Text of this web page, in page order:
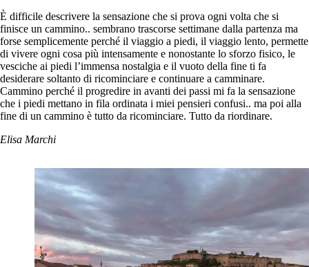
È difficile descrivere la sensazione che si prova ogni volta che si
finisce un cammino.. sembrano trascorse settimane dalla partenza ma
forse semplicemente perché il viaggio a piedi, il viaggio lento, permette
di vivere ogni cosa più intensamente e nonostante lo sforzo fisico, le
vesciche ai piedi l’immensa nostalgia e il vuoto della fine ti fa
desiderare soltanto di ricominciare e continuare a camminare.
Cammino perché il progredire in avanti dei passi mi fa la sensazione
che i piedi mettano in fila ordinata i miei pensieri confusi.. ma poi alla
fine di un cammino è tutto da ricominciare. Tutto da riordinare.
Elisa Marchi